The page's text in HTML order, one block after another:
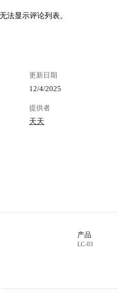
法显示评论列表。
更新日期
12/4/2025
提供者
天天
产品
LC-03